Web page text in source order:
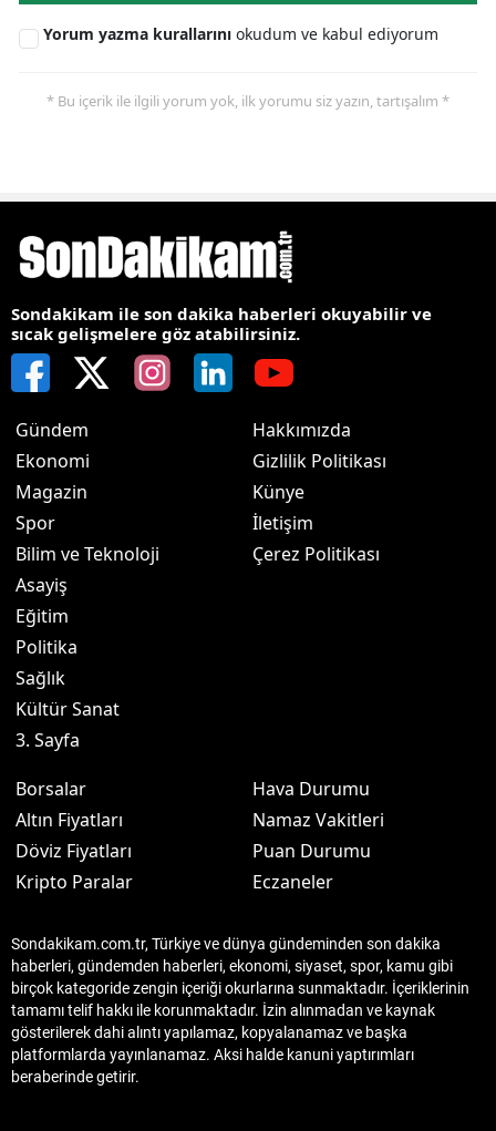
Yorum yazma kurallarını okudum ve kabul ediyorum
* Bu içerik ile ilgili yorum yok, ilk yorumu siz yazın, tartışalım *
Sondakikam ile son dakika haberleri okuyabilir ve
sıcak gelişmelere göz atabilirsiniz.
Gündem
Ekonomi
Magazin
Spor
Bilim ve Teknoloji
Asayiş
Eğitim
Politika
Sağlık
Kültür Sanat
3. Sayfa
Hakkımızda
Gizlilik Politikası
Künye
İletişim
Çerez Politikası
Borsalar
Altın Fiyatları
Döviz Fiyatları
Kripto Paralar
Hava Durumu
Namaz Vakitleri
Puan Durumu
Eczaneler
Sondakikam.com.tr, Türkiye ve dünya gündeminden son dakika
haberleri, gündemden haberleri, ekonomi, siyaset, spor, kamu gibi
birçok kategoride zengin içeriği okurlarına sunmaktadır. İçeriklerinin
tamamı telif hakkı ile korunmaktadır. İzin alınmadan ve kaynak
gösterilerek dahi alıntı yapılamaz, kopyalanamaz ve başka
platformlarda yayınlanamaz. Aksi halde kanuni yaptırımları
beraberinde getirir.